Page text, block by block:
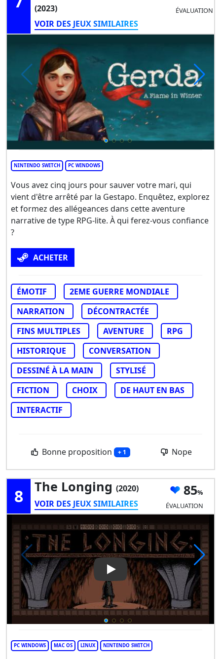
(2023)
VOIR DES JEUX SIMILAIRES
ÉVALUATION
NINTENDO SWITCH PC WINDOWS
Vous avez cinq jours pour sauver votre mari, qui
vient d'être arrêté par la Gestapo. Enquêtez, explorez
et formez des allégeances dans cette aventure
narrative de type RPG-lite. À qui ferez-vous confiance
?
ACHETER
ÉMOTIF
2EME GUERRE MONDIALE
NARRATION
DÉCONTRACTÉE
FINS MULTIPLES
AVENTURE
RPG
HISTORIQUE
CONVERSATION
DESSINÉ À LA MAIN
STYLISÉ
FICTION
CHOIX
DE HAUT EN BAS
INTERACTIF
Bonne proposition + 1 Nope
8 The Longing (2020)
VOIR DES JEUX SIMILAIRES
85
ÉVALUATION
Play Video: The Longing
PC WINDOWS MAC OS LINUX NINTENDO SWITCH